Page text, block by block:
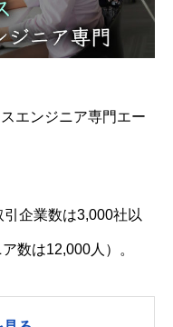
エンジニア専門エー
企業数は3,000社以
数は12,000人）。